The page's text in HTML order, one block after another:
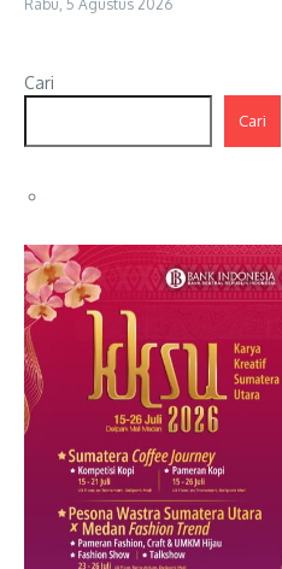
Rabu, 5 Agustus 2026
Cari
Cari